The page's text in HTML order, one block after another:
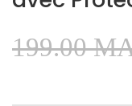
199.00